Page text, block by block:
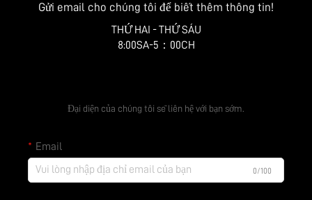
Gửi email cho chúng tôi để biết thêm thông tin!
THỨ HAI - THỨ SÁU
8:00SA-5：00CH
Đại diện của chúng tôi sẽ liên hệ với bạn sớm.
Email
0/100